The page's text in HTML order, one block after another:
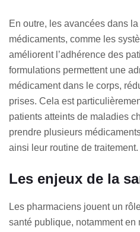
En outre, les avancées dans
médicaments, comme les
améliorent l’adhérence des
formulations permettent une
médicament dans le corps,
prises. Cela est
patients atteints de maladies
prendre plusieurs
ainsi leur routine de traitement.
Les enjeux de la
Les pharmaciens jouent un
santé publique, notamment